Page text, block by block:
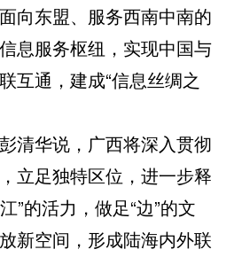
向东盟、服务西南中南的
息服务枢纽，实现中国与
互通，建成“信息丝绸之
华说，广西将深入贯彻
立足独特区位，进一步释
”的活力，做足“边”的文
新空间，形成陆海内外联